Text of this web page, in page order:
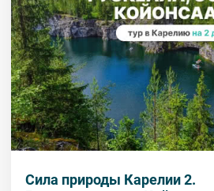
Сила природы Карелии 2.